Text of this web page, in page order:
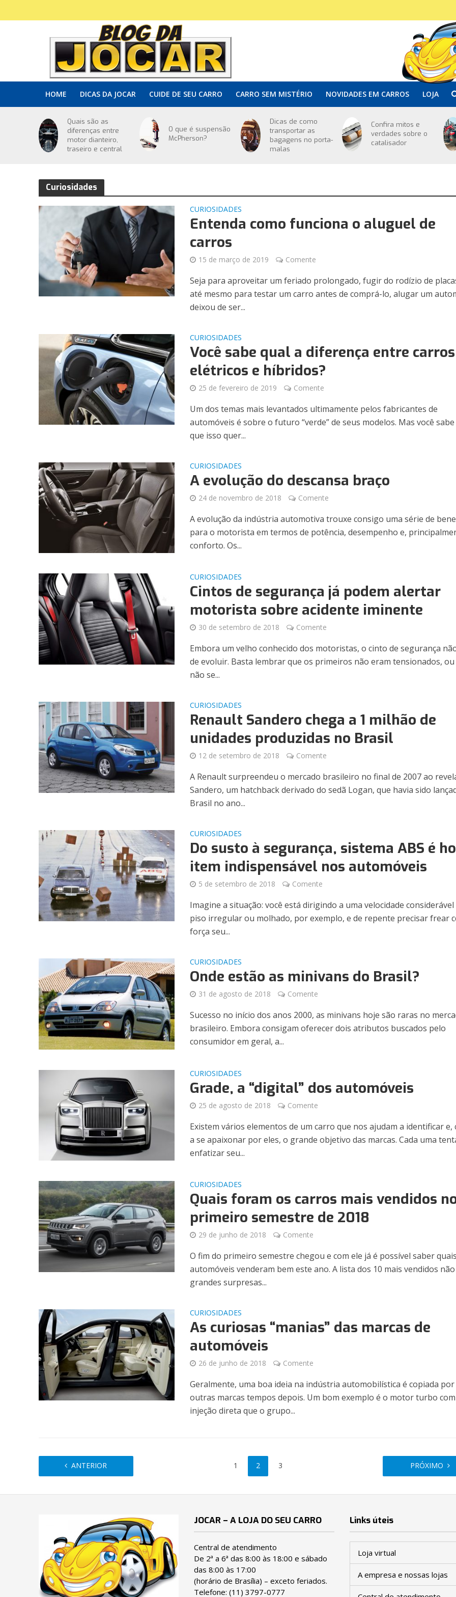
HOME DICAS DA JOCAR CUIDE DE SEU CARRO CARRO SEM MISTÉRIO NOVIDADES EM CARROS LOJA
Quais são as
diferenças entre
motor dianteiro,
traseiro e central
O que é suspensão
McPherson?
Dicas de como
transportar as
bagagens no porta-
malas
Confira mitos e
verdades sobre o
catalisador
Curiosidades
CURIOSIDADES
Entenda como funciona o aluguel de
carros
15 de março de 2019 Comente
Seja para aproveitar um feriado prolongado, fugir do rodízio de
até mesmo para testar um carro antes de comprá-lo, alugar um
deixou de ser...
CURIOSIDADES
Você sabe qual a diferença entre carros
elétricos e híbridos?
25 de fevereiro de 2019 Comente
Um dos temas mais levantados ultimamente pelos fabricantes de
automóveis é sobre o futuro “verde” de seus modelos. Mas você sabe
que isso quer...
CURIOSIDADES
A evolução do descansa braço
24 de novembro de 2018 Comente
A evolução da indústria automotiva trouxe consigo uma série de
para o motorista em termos de potência, desempenho e,
conforto. Os...
CURIOSIDADES
Cintos de segurança já podem alertar
motorista sobre acidente iminente
30 de setembro de 2018 Comente
Embora um velho conhecido dos motoristas, o cinto de segurança
de evoluir. Basta lembrar que os primeiros não eram tensionados, ou
não se...
CURIOSIDADES
Renault Sandero chega a 1 milhão de
unidades produzidas no Brasil
12 de setembro de 2018 Comente
A Renault surpreendeu o mercado brasileiro no final de 2007 ao
Sandero, um hatchback derivado do sedã Logan, que havia sido
Brasil no ano...
CURIOSIDADES
Do susto à segurança, sistema ABS é
item indispensável nos automóveis
5 de setembro de 2018 Comente
Imagine a situação: você está dirigindo a uma velocidade
piso irregular ou molhado, por exemplo, e de repente precisar frear
força seu...
CURIOSIDADES
Onde estão as minivans do Brasil?
31 de agosto de 2018 Comente
Sucesso no início dos anos 2000, as minivans hoje são raras no
brasileiro. Embora consigam oferecer dois atributos buscados pelo
consumidor em geral, a...
CURIOSIDADES
Grade, a “digital” dos automóveis
25 de agosto de 2018 Comente
Existem vários elementos de um carro que nos ajudam a identificar e,
a se apaixonar por eles, o grande objetivo das marcas. Cada uma
enfatizar seu...
CURIOSIDADES
Quais foram os carros mais vendidos
primeiro semestre de 2018
29 de junho de 2018 Comente
O fim do primeiro semestre chegou e com ele já é possível saber quais
automóveis venderam bem este ano. A lista dos 10 mais vendidos
grandes surpresas...
CURIOSIDADES
As curiosas “manias” das marcas de
automóveis
26 de junho de 2018 Comente
Geralmente, uma boa ideia na indústria automobilística é copiada por
outras marcas tempos depois. Um bom exemplo é o motor turbo com
injeção direta que o grupo...
ANTERIOR 1 2 3 PRÓXIMO
JOCAR – A LOJA DO SEU CARRO
Central de atendimento
De 2ª a 6ª das 8:00 às 18:00 e sábado
das 8:00 às 17:00
(horário de Brasília) – exceto feriados.
Telefone:(11) 3797-0777
Links úteis
Loja virtual
A empresa e nossas lojas